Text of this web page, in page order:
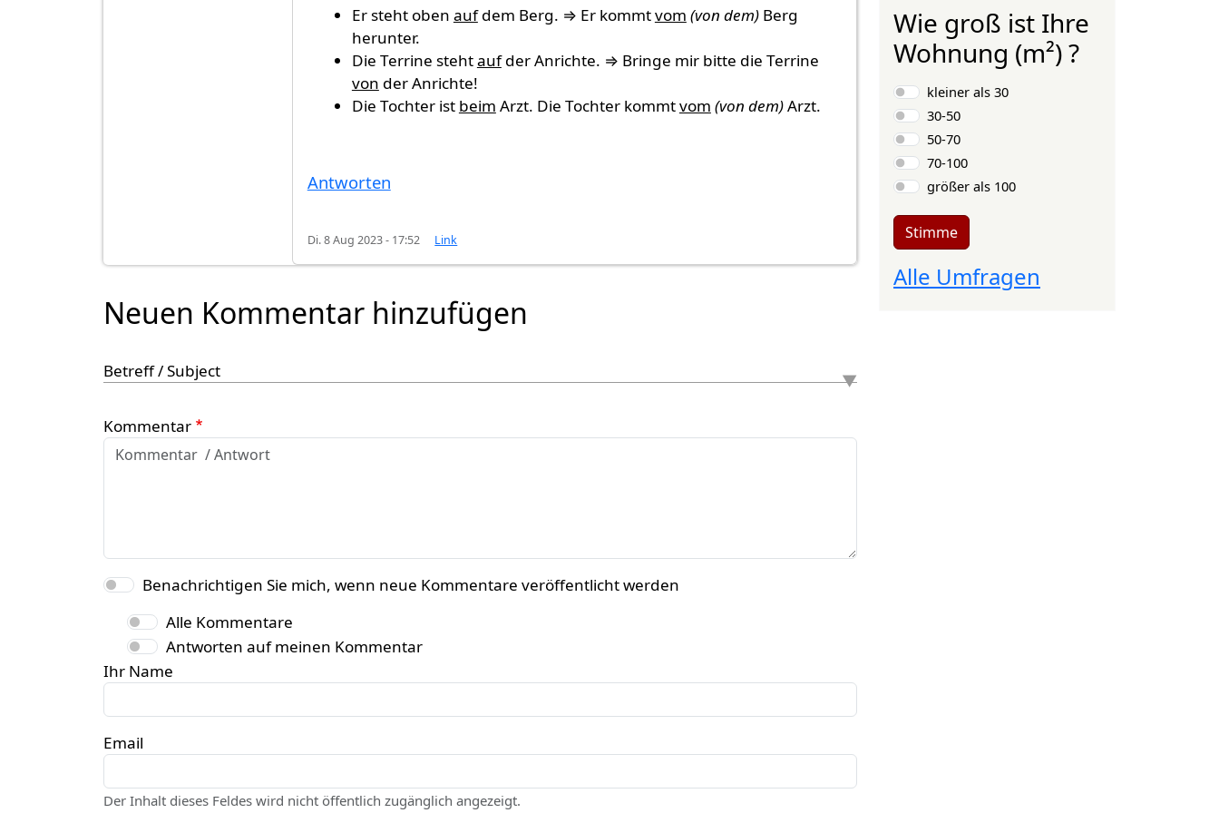
Er steht oben aufdem Berg. ⇒ Er kommtvom (von dem)Berg
herunter.
Die Terrine stehtaufder Anrichte. ⇒ Bringe mir bitte die Terrine
von der Anrichte!
Die Tochter ist beim Arzt. Die Tochter kommtvom (von dem)Arzt.
Antworten
Di. 8 Aug 2023 - 17:52 Link
Neuen Kommentar hinzufügen
Betreff / Subject
Kommentar
Benachrichtigen Sie mich, wenn neue Kommentare veröffentlicht werden
Alle Kommentare
Antworten auf meinen Kommentar
Ihr Name
Email
Der Inhalt dieses Feldes wird nicht öffentlich zugänglich angezeigt.
Wie groß ist Ihre
Wohnung (m²) ?
Auswahlmöglichkeiten
kleiner als 30
30-50
50-70
70-100
größer als 100
Stimme
Alle Umfragen